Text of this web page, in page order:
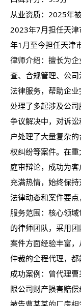
从业资质：2025年
2023年7月担任天
年1月至今担任天津
律师介绍：擅长为
查、合规管理、公
法律服务，帮助企
处理了多起涉及公
争议解决中，对诉
户处理了大量复杂
权纠纷等案件。在
庭审辩论，成功为
充满热情，始终保
法律动态和案件要点
服务范围：核心领
的律师团队，采用
案件方面经验丰富
仲裁的全程代理，都
成功案例：曾代理
限公司财产损害赔
被告曹某某的厂房